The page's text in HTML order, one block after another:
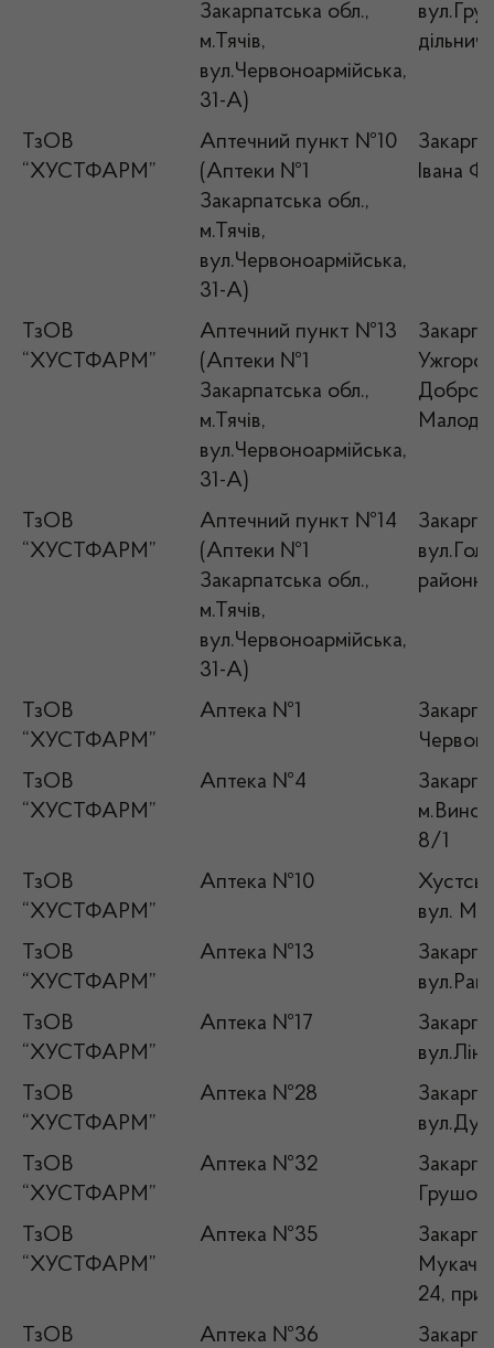
Закарпатська обл.,
м.Тячів,
вул.Червоноармійська,
31-А)
ТзОВ
“ХУСТФАРМ”
Аптечний пункт №10
(Аптеки №1
Закарпатська обл.,
м.Тячів,
вул.Червоноармійська,
31-А)
Івана
ТзОВ
“ХУСТФАРМ”
Аптечний пункт №13
(Аптеки №1
Закарпатська обл.,
м.Тячів,
вул.Червоноармійська,
31-А)
ТзОВ
“ХУСТФАРМ”
Аптечний пункт №14
(Аптеки №1
Закарпатська обл.,
м.Тячів,
вул.Червоноармійська,
31-А)
районна
ТзОВ
“ХУСТФАРМ”
Аптека №1
ТзОВ
“ХУСТФАРМ”
Аптека №4
8/1
ТзОВ
“ХУСТФАРМ”
Аптека №10
вул.
ТзОВ
“ХУСТФАРМ”
Аптека №13
ТзОВ
“ХУСТФАРМ”
Аптека №17
ТзОВ
“ХУСТФАРМ”
Аптека №28
ТзОВ
“ХУСТФАРМ”
Аптека №32
ТзОВ
“ХУСТФАРМ”
Аптека №35
24,
ТзОВ
Аптека №36